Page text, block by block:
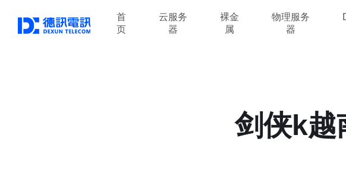
首
页
云服务
器
裸金
属
物理服务
器
剑侠k越